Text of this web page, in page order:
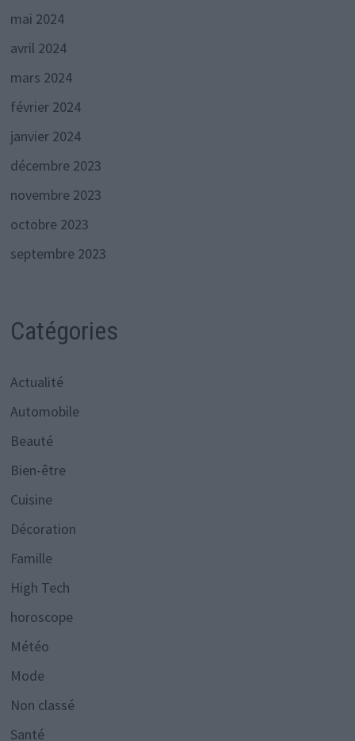
mai 2024
avril 2024
mars 2024
février 2024
janvier 2024
décembre 2023
novembre 2023
octobre 2023
septembre 2023
Catégories
Actualité
Automobile
Beauté
Bien-être
Cuisine
Décoration
Famille
High Tech
horoscope
Météo
Mode
Non classé
Santé